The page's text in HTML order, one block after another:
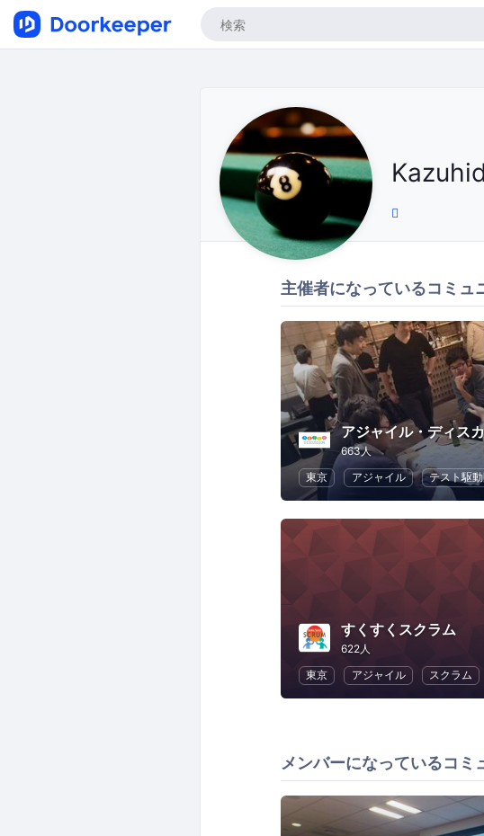
主催者になっているコミュ
アジャイル・ディス
663人
東京
アジャイル テスト駆
すくすくスクラム
622人
東京
アジャイル スクラム
メンバーになっているコミ